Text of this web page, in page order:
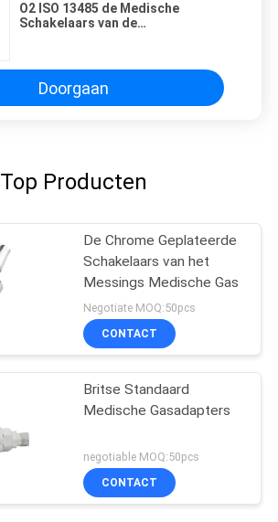
O2 ISO 13485 de Medische
Schakelaars van de
Doorgaan
Top Producten
De Chrome Geplateerde
Schakelaars van het
Messings Medische Gas
Negotiate MOQ:50pcs
CONTACT
Britse Standaard
Medische Gasadapters
negotiable MOQ:50pcs
CONTACT